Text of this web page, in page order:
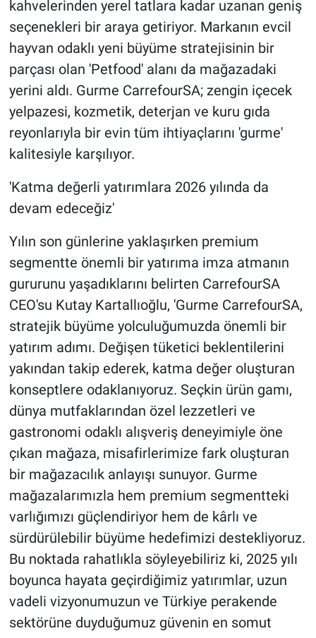
kahvelerinden yerel tatlara kadar uzanan geniş
seçenekleri bir araya getiriyor. Markanın evcil
hayvan odaklı yeni büyüme stratejisinin bir
parçası olan 'Petfood' alanı da mağazadaki
yerini aldı. Gurme CarrefourSA; zengin içecek
yelpazesi, kozmetik, deterjan ve kuru gıda
reyonlarıyla bir evin tüm ihtiyaçlarını 'gurme'
kalitesiyle karşılıyor.
'Katma değerli yatırımlara 2026 yılında da
devam edeceğiz'
Yılın son günlerine yaklaşırken premium
segmentte önemli bir yatırıma imza atmanın
gururunu yaşadıklarını belirten CarrefourSA
CEO'su Kutay Kartallıoğlu, 'Gurme CarrefourSA,
stratejik büyüme yolculuğumuzda önemli bir
yatırım adımı. Değişen tüketici beklentilerini
yakından takip ederek, katma değer oluşturan
konseptlere odaklanıyoruz. Seçkin ürün gamı,
dünya mutfaklarından özel lezzetleri ve
gastronomi odaklı alışveriş deneyimiyle öne
çıkan mağaza, misafirlerimize fark oluşturan
bir mağazacılık anlayışı sunuyor. Gurme
mağazalarımızla hem premium segmentteki
varlığımızı güçlendiriyor hem de kârlı ve
sürdürülebilir büyüme hedefimizi destekliyoruz.
Bu noktada rahatlıkla söyleyebiliriz ki, 2025 yılı
boyunca hayata geçirdiğimiz yatırımlar, uzun
vadeli vizyonumuzun ve Türkiye perakende
sektörüne duyduğumuz güvenin en somut